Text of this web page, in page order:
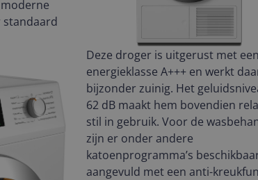
Deze droger is uitgerust met een
energieklasse A+++ en werkt
bijzonder zuinig. Het
62 dB maakt hem bovendien
stil in gebruik. Voor de
zijn er onder andere
katoenprogramma’s
aangevuld met een anti-